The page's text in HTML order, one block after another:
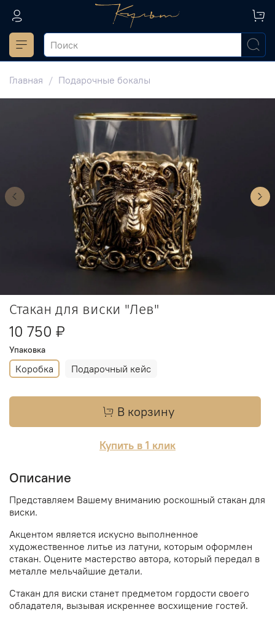
Главная Подарочные бокалы
Стакан для виски "Лев"
10 750 ₽
Упаковка
Коробка Подарочный кейс
В корзину
Купить в 1 клик
Описание
Представляем Вашему вниманию роскошный стакан для
виски.
Акцентом является искусно выполненное
художественное литье из латуни, которым оформлен
стакан. Оцените мастерство автора, который передал в
металле мельчайшие детали.
Стакан для виски станет предметом гордости своего
обладателя, вызывая искреннее восхищение гостей.